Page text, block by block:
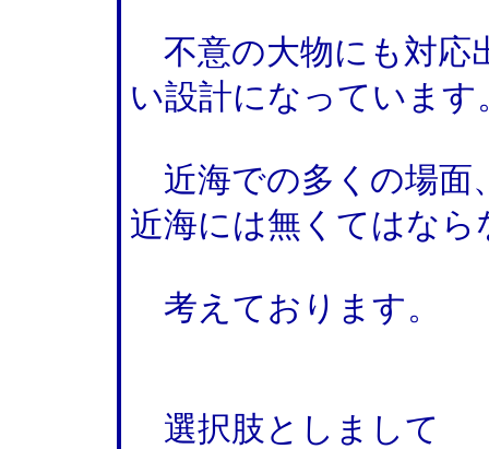
不意の大物にも対応
い設計になっています
近海での多くの場面
近海には無くてはな
考えております。
選択肢としまして